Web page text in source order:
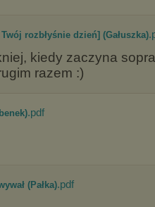
rozbłyśnie dzień] (Gałuszka)
kiedy zaczyna
razem :)
.pdf
(Pałka).pdf